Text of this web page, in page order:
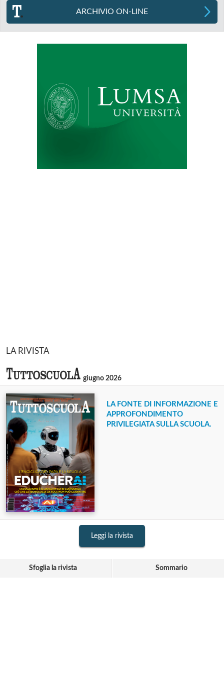
ARCHIVIO ON-LINE
LA RIVISTA
giugno 2026
LA FONTE DI INFORMAZIONE E
APPROFONDIMENTO
PRIVILEGIATA SULLA SCUOLA.
Leggi la rivista
Sfoglia la rivista Sommario